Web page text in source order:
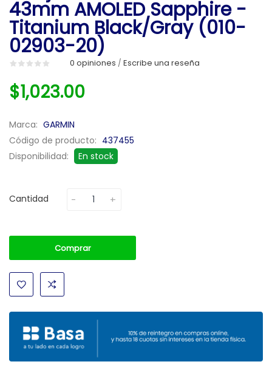
43mm AMOLED Sapphire -
Titanium Black/Gray (010-
02903-20)
0 opiniones / Escribe una reseña
$1,023.00
Marca: GARMIN
Código de producto: 437455
Disponibilidad:
En stock
Cantidad
Comprar